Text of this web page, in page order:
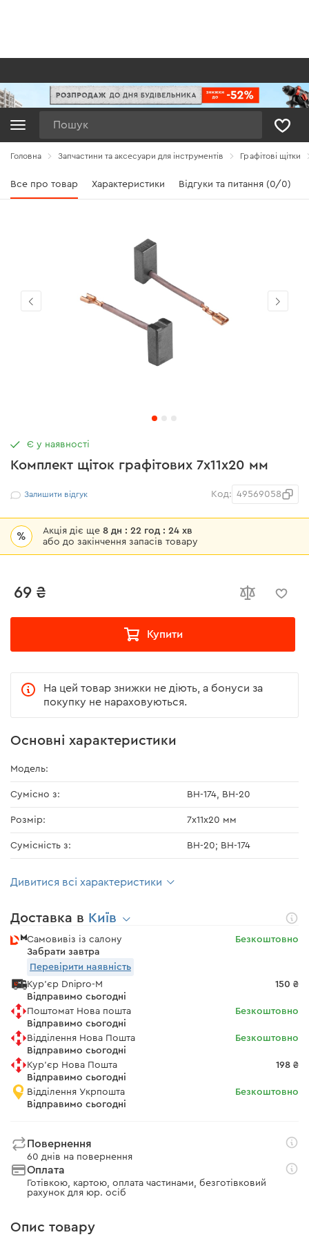
Головна Запчастини та аксесуари для інструментів Графітові щітки
Все про товар Характеристики Відгуки та питання (0/0)
Комплект щіток графітових 7х11х20 мм
Залишити відгук Код: 49569058
% Акція діє ще8 дн : 22 год : 24 хв
або до закінчення запасів товару
69 ₴
Купити
Є у наявності
На цей товар знижки не діють, а бонуси за
покупку не нараховуються.
Основні характеристики
Модель:
Сумісно з: BH-174, BH-20
Розмір: 7х11х20 мм
Сумісність з: BH-20; BH-174
Дивитися всі характеристики
Доставка в Київ
Самовивіз із салону
Забрати завтра
Безкоштовно
Перевірити наявність
Кур'єр Dnipro-M
Відправимо сьогодні
150 ₴
Поштомат Нова пошта
Відправимо сьогодні
Безкоштовно
Відділення Нова Пошта
Відправимо сьогодні
Безкоштовно
Кур'єр Нова Пошта
Відправимо сьогодні
198 ₴
Відділення Укрпошта
Відправимо сьогодні
Безкоштовно
Повернення
60 днів на повернення
Оплата
Готівкою, картою, оплата частинами, безготівковий
рахунок для юр. осіб
Опис товару